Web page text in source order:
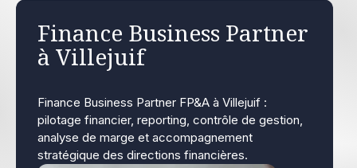
Finance Business Partner
à Villejuif
Finance Business Partner FP&A à Villejuif :
pilotage financier, reporting, contrôle de gestion,
analyse de marge et accompagnement
stratégique des directions financières.